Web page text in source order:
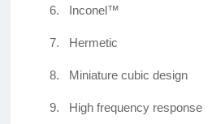
6. Inconel™
7. Hermetic
8. Miniature cubic design
9. High frequency response